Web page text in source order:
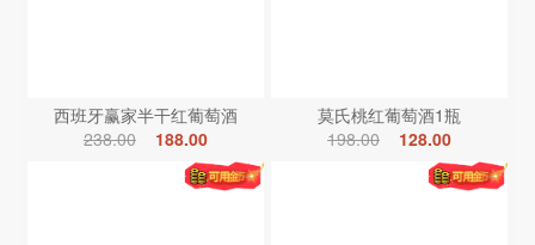
西班牙赢家半干红葡萄酒
238.00
188.00
莫氏桃红葡萄酒1瓶
198.00
128.00